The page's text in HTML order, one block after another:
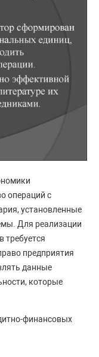
операций с
установленные
Для реализации
требуется
предприятия
данные
которые
финансовых